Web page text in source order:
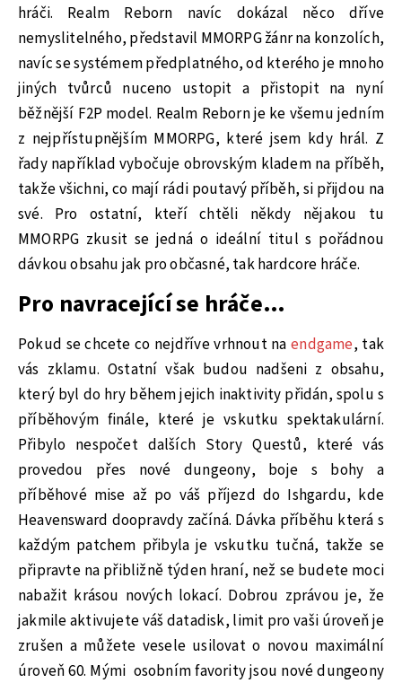
hráči. Realm Reborn navíc dokázal něco dříve
nemyslitelného, představil MMORPG žánr na konzolích,
navíc se systémem předplatného, od kterého je mnoho
jiných tvůrců nuceno ustopit a přistopit na nyní
běžnější F2P model. Realm Reborn je ke všemu jedním
z nejpřístupnějším MMORPG, které jsem kdy hrál. Z
řady například vybočuje obrovským kladem na příběh,
takže všichni, co mají rádi poutavý příběh, si přijdou na
své. Pro ostatní, kteří chtěli někdy nějakou tu
MMORPG zkusit se jedná o ideální titul s pořádnou
dávkou obsahu jak pro občasné, tak hardcore hráče.
Pro navracející se hráče…
Pokud se chcete co nejdříve vrhnout naendgame, tak
vás zklamu. Ostatní však budou nadšeni z obsahu,
který byl do hry během jejich inaktivity přidán, spolu s
příběhovým finále, které je vskutku spektakulární.
Přibylo nespočet dalších Story Questů, které vás
provedou přes nové dungeony, boje s bohy a
příběhové mise až po váš příjezd do Ishgardu, kde
Heavensward doopravdy začíná. Dávka příběhu která s
každým patchem přibyla je vskutku tučná, takže se
připravte na přibližně týden hraní, než se budete moci
nabažit krásou nových lokací. Dobrou zprávou je, že
jakmile aktivujete váš datadisk, limit pro vaši úroveň je
zrušen a můžete vesele usilovat o novou maximální
úroveň 60. Mými osobním favority jsou nové dungeony